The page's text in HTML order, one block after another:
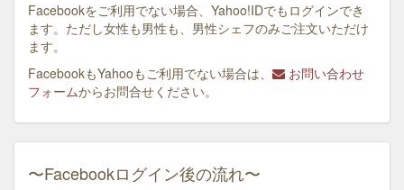
Facebookをご利用でない場合、Yahoo!IDでもログインでき
ます。ただし女性も男性も、男性シェフのみご注文いただけ
ます。
FacebookもYahooもご利用でない場合は、
お問い合わせ
フォームからお問合せください。
〜Facebookログイン後の流れ〜